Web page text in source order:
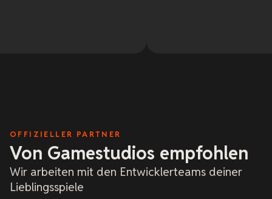
OFFIZIELLER PARTNER
Von Gamestudios empfohlen
Wir arbeiten mit den Entwicklerteams deiner
Lieblingsspiele